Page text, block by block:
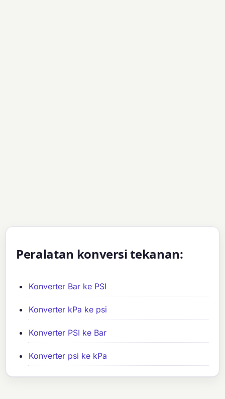
Peralatan konversi tekanan:
Konverter Bar ke PSI
Konverter kPa ke psi
Konverter PSI ke Bar
Konverter psi ke kPa